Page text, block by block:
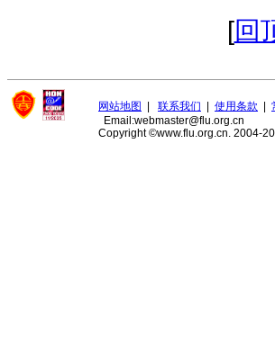
[回
网站地图 联系我们 使用条款
Email:webmaster@flu.org.cn
Copyright ©www.flu.org.cn. 2004-